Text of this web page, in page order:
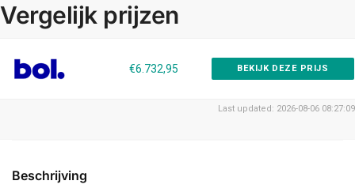
Vergelijk prijzen
€6.732,95 BEKIJK DEZE PRIJS
Last updated: 2026-08-06 08:27:09
Beschrijving